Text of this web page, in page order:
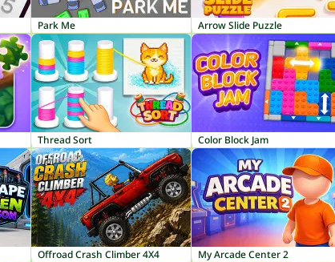
Park Me Arrow Slide Puzzle
Thread Sort Color Block Jam
Offroad Crash Climber 4X4 My Arcade Center 2